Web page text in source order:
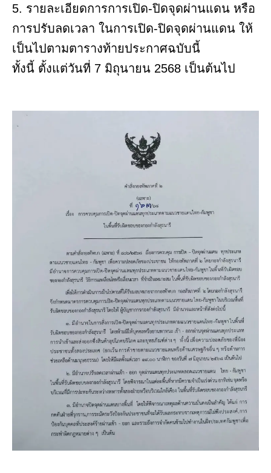
5. รายละเอียดการการเปิด-ปิดจุดผ่านแดน หรือ
การปรับลดเวลา ในการเปิด-ปิดจุดผ่านแดน ให้
เป็นไปตามตารางท้ายประกาศฉบับนี้
ทั้งนี้ ตั้งแต่วันที่ 7 มิถุนายน 2568 เป็นต้นไป